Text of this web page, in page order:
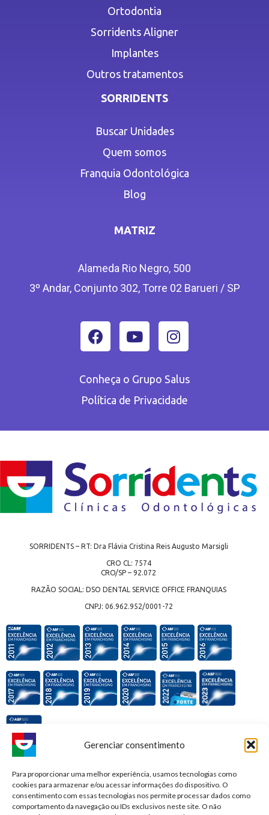
Gerenciar consentimento
Para proporcionar uma melhor experiência, usamos tecnologias como
cookies para armazenar e/ou acessar informações do dispositivo. O
consentimento com essas tecnologias nos permite processar dados como
comportamento da navegação ou IDs exclusivos neste site. O não
Ortodontia
Sorridents Aligner
Implantes
Outros tratamentos
SORRIDENTS
Buscar Unidades
Quem somos
Franquia Odontológica
Blog
MATRIZ
Alameda Rio Negro, 500
3º Andar, Conjunto 302, Torre 02 Barueri / SP
Conheça o Grupo Salus
Política de Privacidade
SORRIDENTS – RT: Dra Flávia Cristina Reis Augusto Marsigli
CRO CL: 7574
CRO/SP – 92.072
RAZÃO SOCIAL: DSO DENTAL SERVICE OFFICE FRANQUIAS
CNPJ: 06.962.952/0001-72
Premiações e honrarias: